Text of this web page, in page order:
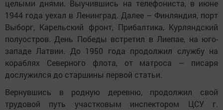
целыми днями. Выучившись на телефониста, в июне
1944 года уехал в Ленинград. Далее – Финляндия, порт
Выборг, Карельский фронт, Прибалтика, Курляндский
полуостров. День Победы встретил в Лиепае, на юго-
западе Латвии. До 1950 года продолжил службу на
кораблях Северного флота, от матроса – писаря
дослужился до старшины первой статьи.
Вернувшись в родную деревню, продолжил свой
трудовой путь участковым инспектором ЦСУ г.